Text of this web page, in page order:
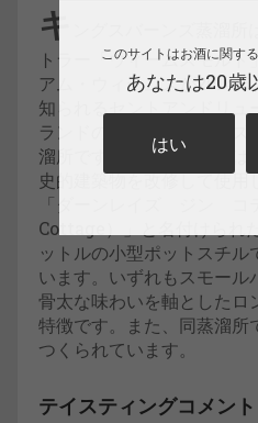
キ
ングスバーンズ蒸溜
トラー「ウィームスモル
アム・ウィームスが2014
知られるセントアンドリュ
ランドのキングスバーンズ
溜所です。蒸溜所の建物は
史的建築物を改修して使用
「ダーンレイズ ジン コ
Cottage）」と名付けられ
ットルの小型ポットスチ
います。いずれもスモール
骨太な味わいを軸としたロ
特徴です。また、同蒸溜所
つくられています。
テイスティングコメント
このサイトはお酒に関す
あなたは20歳
はい